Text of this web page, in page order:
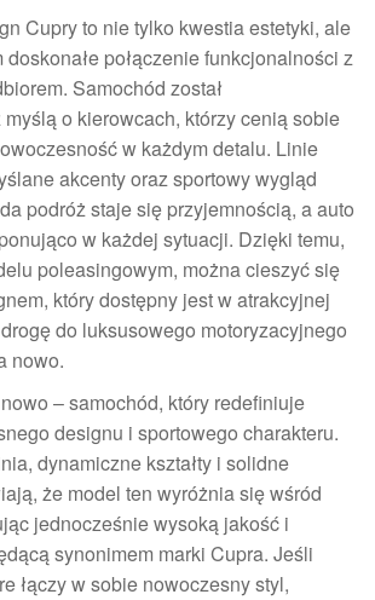
Cupry to nie tylko kwestia estetyki, ale
połączenie funkcjonalności z
Samochód został
o kierowcach, którzy cenią sobie
w każdym detalu. Linie
akcenty oraz sportowy wygląd
podróż staje się przyjemnością, a auto
w każdej sytuacji. Dzięki temu,
poleasingowym, można cieszyć się
który dostępny jest w atrakcyjnej
do luksusowego motoryzacyjnego
nowo.
– samochód, który redefiniuje
designu i sportowego charakteru.
dynamiczne kształty i solidne
że model ten wyróżnia się wśród
jednocześnie wysoką jakość i
synonimem marki Cupra. Jeśli
łączy w sobie nowoczesny styl,